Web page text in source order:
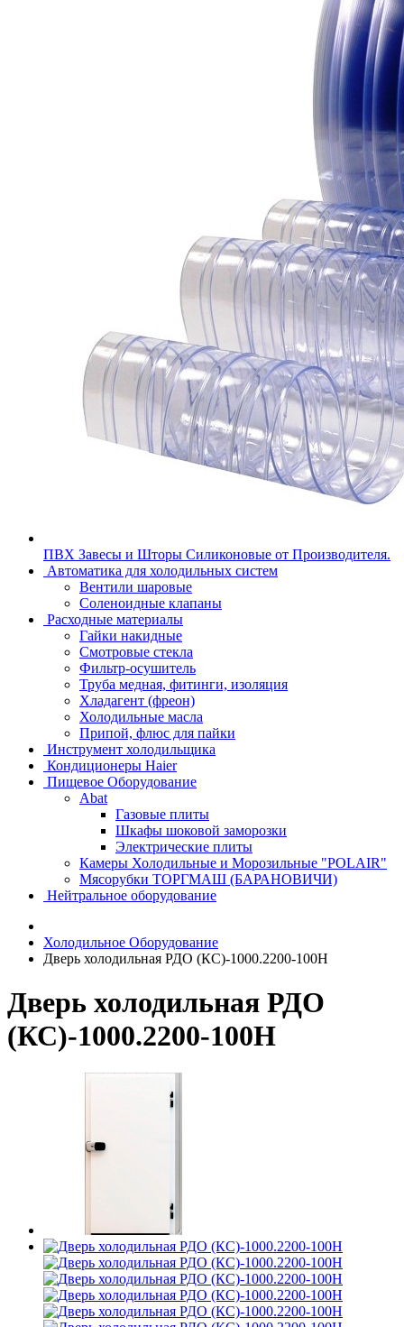
ПВХ Завесы и Шторы Силиконовые от Производителя.
Автоматика для холодильных систем
Вентили шаровые
Соленоидные клапаны
Расходные материалы
Гайки накидные
Смотровые стекла
Фильтр-осушитель
Труба медная, фитинги, изоляция
Хладагент (фреон)
Холодильные масла
Припой, флюс для пайки
Инструмент холодильщика
Кондиционеры Haier
Пищевое Оборудование
Abat
Газовые плиты
Шкафы шоковой заморозки
Электрические плиты
Камеры Холодильные и Морозильные "POLAIR"
Мясорубки ТОРГМАШ (БАРАНОВИЧИ)
Нейтральное оборудование
Холодильное Оборудование
Дверь холодильная РДО (КС)-1000.2200-100Н
Дверь холодильная РДО
(КС)-1000.2200-100Н